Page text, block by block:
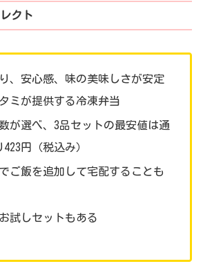
クト
、安心感、味の美味しさが安定
ミが提供する冷凍弁当
が選べ、3品セットの最安値は通
円（税込み）
ご飯を追加して宅配することも
試しセットもある